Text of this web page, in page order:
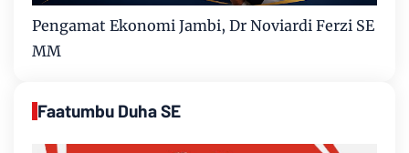
Pengamat Ekonomi Jambi, Dr Noviardi Ferzi SE
MM
Faatumbu Duha SE